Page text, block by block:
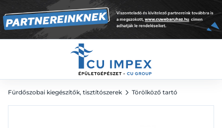
Fürdőszobai kiegészítők, tisztítószerek Törölköző tartó
5 810 Ft